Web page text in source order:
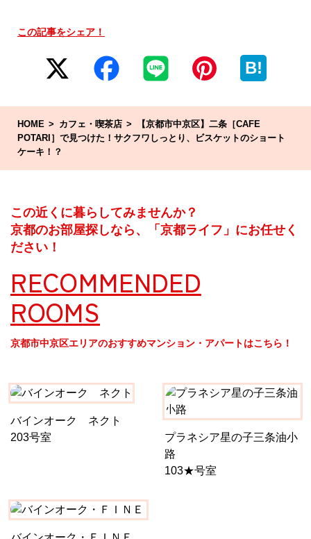
この記事をシェア！
B!
HOME カフェ・喫茶店
【京都市中京区】二条［CAFE
POTARI］で見つけた！サクフワしっとり、ビスケットのショート
ケーキ！？
この近くに暮らしてみませんか？
京都のお部屋探しなら、「京都ライフ」にお任せく
ださい！
RECOMMENDED
ROOMS
京都市中京区エリアのおすすめマンション・アパートはこちら！
バインオーク ネクト
203号室
プラネシア星の子三条油小
路
103★号室